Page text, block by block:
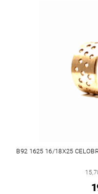
B92 1625 16/18X25